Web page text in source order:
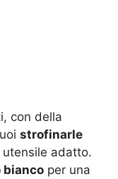
con della
strofinarle
utensile adatto.
bianco per una